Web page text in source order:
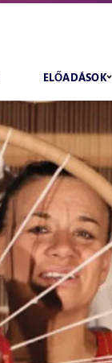
ELŐADÁSOK